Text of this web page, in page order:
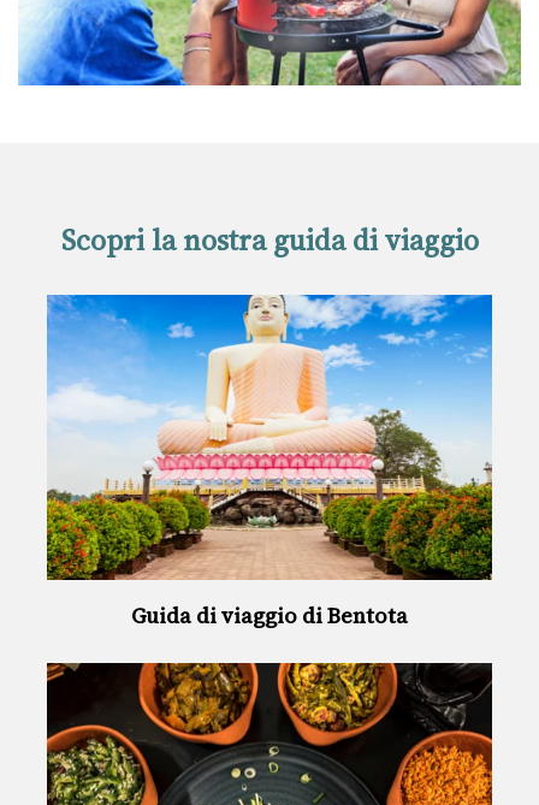
Scopri la nostra guida di viaggio
Guida di viaggio di Bentota